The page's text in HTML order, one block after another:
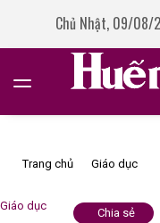
Chủ Nhật, 09/08/
Trang chủ Giáo dục
Giáo dục
Chia sẻ